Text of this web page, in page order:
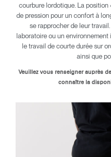
courbure lordotique. La
de pression pour un confort à
se rapprocher de leur
laboratoire ou un
le travail de courte durée sur
ainsi que
Veuillez vous renseigner auprès
connaître la